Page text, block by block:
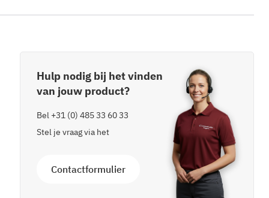
Hulp nodig bij het vinden
van jouw product?
Bel +31 (0) 485 33 60 33
Stel je vraag via het
Contactformulier